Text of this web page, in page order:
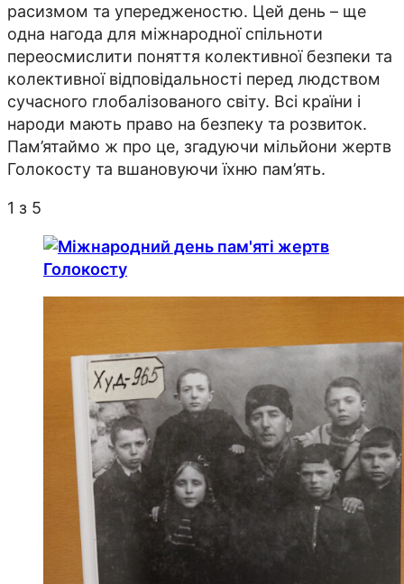
расизмом та упередженостю. Цей день – ще
одна нагода для міжнародної спільноти
переосмислити поняття колективної безпеки та
колективної відповідальності перед людством
сучасного глобалізованого світу. Всі країни і
народи мають право на безпеку та розвиток.
Пам’ятаймо ж про це, згадуючи мільйони жертв
Голокосту та вшановуючи їхню пам’ять.
1 з 5